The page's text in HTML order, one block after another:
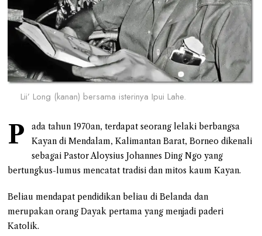
Lii’ Long (kanan) bersama isterinya Ipui Lahe.
P
ada tahun 1970an, terdapat seorang lelaki berbangsa
Kayan di Mendalam, Kalimantan Barat, Borneo dikenali
sebagai Pastor Aloysius Johannes Ding Ngo yang
bertungkus-lumus mencatat tradisi dan mitos kaum Kayan.
Beliau mendapat pendidikan beliau di Belanda dan
merupakan orang Dayak pertama yang menjadi paderi
Katolik.